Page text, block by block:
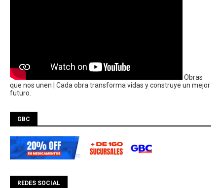
Obras
que nos unen | Cada obra transforma vidas y construye un mejor
futuro.
GBC
REDES SOCIAL